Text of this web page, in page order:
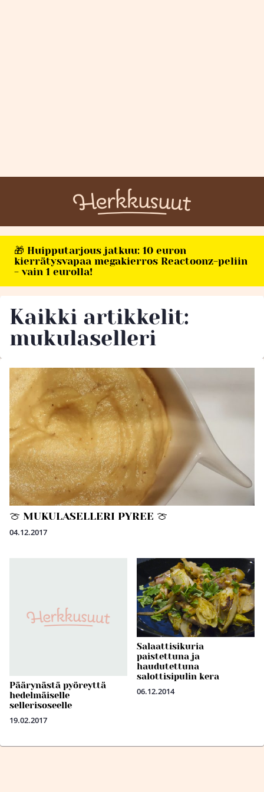
🎁 Huipputarjous jatkuu: 10 euron
kierrätysvapaa megakierros Reactoonz-peliin
- vain 1 eurolla!
Kaikki artikkelit:
mukulaselleri
🍈 MUKULASELLERI PYREE 🍈
04.12.2017
Päärynästä pyöreyttä
hedelmäiselle
sellerisoseelle
19.02.2017
Salaattisikuria
paistettuna ja
haudutettuna
salottisipulin kera
06.12.2014